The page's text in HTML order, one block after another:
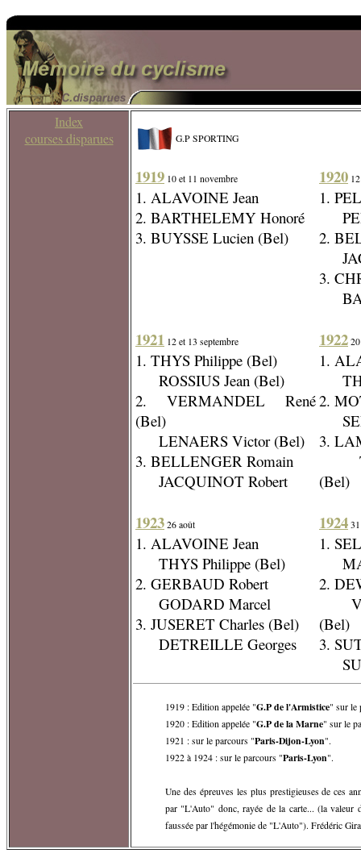
Index
courses disparues
G.P SPORTING
1919 10 et 11 novembre
1. ALAVOINE Jean
2. BARTHELEMY Honoré
3. BUYSSE Lucien (Bel)
1921 12 et 13 septembre
1. THYS Philippe (Bel)
ROSSIUS Jean (Bel)
2. VERMANDEL René
(Bel)
LENAERS Victor (Bel)
3. BELLENGER Romain
JACQUINOT Robert
1923 26 août
1. ALAVOINE Jean
THYS Philippe (Bel)
2. GERBAUD Robert
GODARD Marcel
3. JUSERET Charles (Bel)
DETREILLE Georges
1920
1.
2.
3.
1922
1.
2.
3.
(Bel)
1924
1.
2.
(Bel)
3.
1919 : Edition appelée "G.P de l'Armistice" sur le
1920 : Edition appelée "G.P de la Marne" sur le
1921 : sur le parcours "Paris-Dijon-Lyon".
1922 à 1924 : sur le parcours "Paris-Lyon".
Une des épreuves les plus prestigieuses de ces
par "L'Auto" donc, rayée de la carte... (la valeur
faussée par l'hégémonie de "L'Auto"). Frédéric